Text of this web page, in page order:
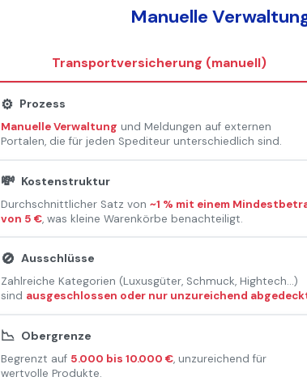
Manuelle
Transportversicherung (manuell)
⚙️ Prozess
Manuelle Verwaltung und Meldungen auf externen
Portalen, die für jeden Spediteur unterschiedlich sind.
💸 Kostenstruktur
Durchschnittlicher Satz von~1 % mit einem
von 5 €, was kleine Warenkörbe benachteiligt.
🚫 Ausschlüsse
Zahlreiche Kategorien (Luxusgüter, Schmuck, Hightech...)
sind ausgeschlossen oder nur unzureichend
📉 Obergrenze
Begrenzt auf 5.000 bis 10.000 €, unzureichend für
wertvolle Produkte.